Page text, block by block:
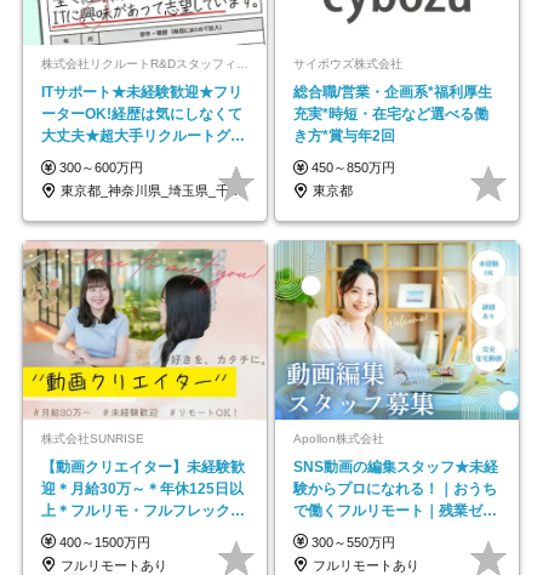
株式会社リクルートR&Dスタッフィング【リクルートグループ】
ITサポート★未経験歓迎★フリ
ーターOK!経歴は気にしなくて
大丈夫★超大手リクルートグル
ープの正社員/sg
300～600万円
東京都_神奈川県_埼玉県_千葉県_大阪府…
サイボウズ株式会社
総合職/営業・企画系*福利厚生
充実*時短・在宅など選べる働
き方*賞与年2回
450～850万円
東京都
株式会社SUNRISE
【動画クリエイター】未経験歓
迎＊月給30万～＊年休125日以
上＊フルリモ・フルフレックス
◆10名の採用が決定◆
400～1500万円
フルリモートあり
Apollon株式会社
SNS動画の編集スタッフ★未経
験からプロになれる！｜おうち
で働くフルリモート｜残業ゼロ
で18時退勤◎
300～550万円
フルリモートあり